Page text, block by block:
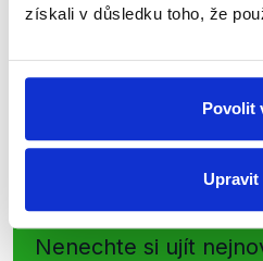
získali v důsledku toho, že
Povolit
Upravit
nepravdy se zrovna
Newsletter
Nenechte si ujít